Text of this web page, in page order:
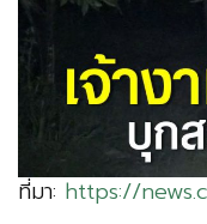
ที่มา: https://